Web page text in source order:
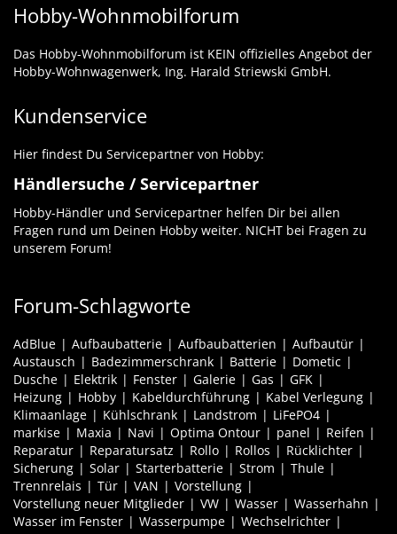
Hobby-Wohnmobilforum
Das Hobby-Wohnmobilforum ist KEIN offizielles Angebot der
Hobby-Wohnwagenwerk, Ing. Harald Striewski GmbH.
Kundenservice
Hier findest Du Servicepartner von Hobby:
Händlersuche / Servicepartner
Hobby-Händler und Servicepartner helfen Dir bei allen
Fragen rund um Deinen Hobby weiter. NICHT bei Fragen zu
unserem Forum!
Forum-Schlagworte
AdBlue Aufbaubatterie Aufbaubatterien
Aufbautür
Austausch
Badezimmerschrank Batterie
Dometic
Dusche
Elektrik Fenster Galerie Gas
GFK
Heizung
Hobby Kabeldurchführung
Kabel Verlegung
Klimaanlage
Kühlschrank Landstrom
LiFePO4
markise
Maxia Navi Optima Ontour panel
Reifen
Reparatur
Reparatursatz Rollo Rollos
Rücklichter
Sicherung
Solar Starterbatterie Strom
Thule
Trennrelais
Tür VAN
Vorstellung
Vorstellung neuer Mitglieder
VW Wasser
Wasserhahn
Wasser im Fenster
Wasserpumpe
Wechselrichter